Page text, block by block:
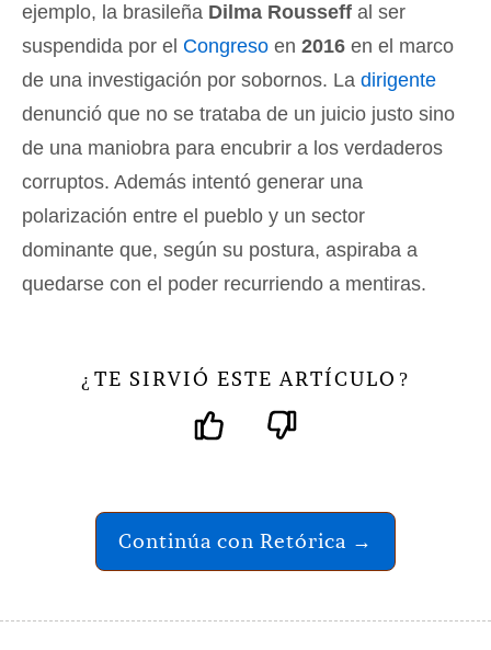
ejemplo, la brasileña Dilma Rousseff al ser
suspendida por el Congreso en 2016 en el marco
de una investigación por sobornos. La dirigente
denunció que no se trataba de un juicio justo sino
de una maniobra para encubrir a los verdaderos
corruptos. Además intentó generar una
polarización entre el pueblo y un sector
dominante que, según su postura, aspiraba a
quedarse con el poder recurriendo a mentiras.
¿ TE SIRVIÓ ESTE ARTÍCULO ?
Continúa con Retórica →